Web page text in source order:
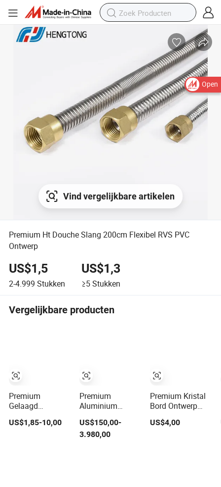
Open
Vind vergelijkbare artikelen
Premium Ht Douche Slang 200cm Flexibel RVS PVC
Ontwerp
US$1,5
2-4.999 Stukken
US$1,3
≥5Stukken
Vergelijkbare producten
Premium
Gelaagd
Decoratief Glas
met Trendy
US$1,85-10,00
Premium
Aluminium
Tentoonstellingsstand
Ontwerp met Op
Maat Gemaakte
US$150,00-
3.980,00
Premium Kristal
Bord Ontwerp
voor een Luxe
Muurervaring
US$4,00